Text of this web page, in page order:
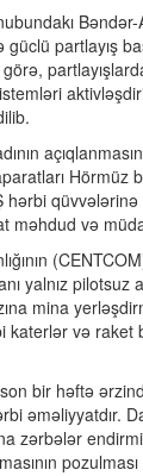
partlayış
Hörmüz
qüvvələrinə
məhdud və
yalnız pilotsuz
mina
və raket
bir həftə
əməliyyatdır.
zərbələr